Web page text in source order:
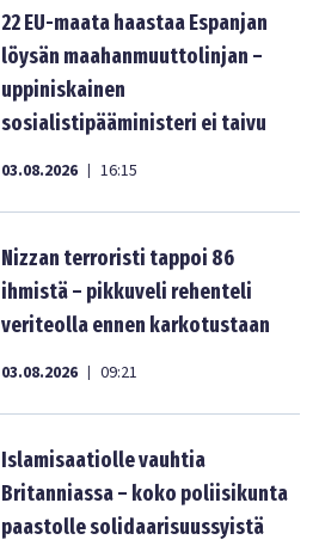
22 EU-maata haastaa Espanjan
löysän maahanmuuttolinjan –
uppiniskainen
sosialistipääministeri ei taivu
03.08.2026 | 16:15
Nizzan terroristi tappoi 86
ihmistä – pikkuveli rehenteli
veriteolla ennen karkotustaan
03.08.2026 | 09:21
Islamisaatiolle vauhtia
Britanniassa – koko poliisikunta
paastolle solidaarisuussyistä